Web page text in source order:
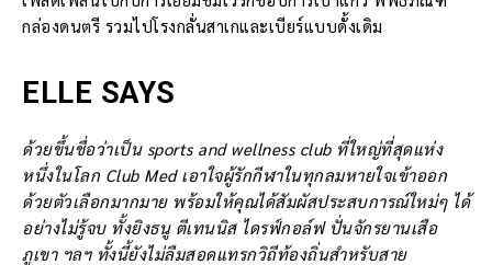
กล่องดนตรี รวมไปโรงกลั่นสาเกและเบียร์แบบดั้งเดิม
ELLE SAYS
ด้วยขึ้นชื่อว่าเป็น sports and wellness club ที่ใหญ่ที่สุดแห่ง
หนึ่งในโลก Club Med เอาใจผู้รักกีฬาในทุกลมหายใจเข้าออก
ด้วยตัวเลือกมากมาย พร้อมให้คุณได้สัมผัสประสบการณ์ใหม่ๆ ได้
อย่างไม่รู้จบ ทั้งยิงธนู ตีเทนนิส ไดรฟ์กอล์ฟ ปั่นจักรยานเสือ
ภูเขา ฯลฯ ทั้งนี้ยังไม่ลืมสอดแทรกวิถีท้องถิ่นสำหรับสาย